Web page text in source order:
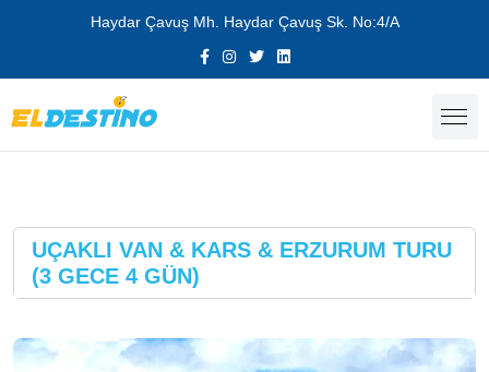
Haydar Çavuş Mh. Haydar Çavuş Sk. No:4/A
UÇAKLI VAN & KARS & ERZURUM TURU
(3 GECE 4 GÜN)